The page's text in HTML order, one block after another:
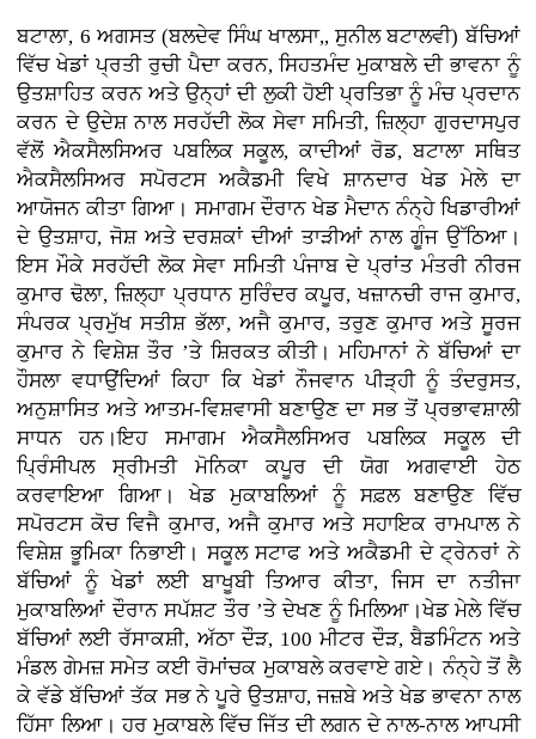
ਬਟਾਲਾ, 6 ਅਗਸਤ (ਬਲਦੇਵ ਸਿੰਘ ਖਾਲਸਾ,, ਸੁਨੀਲ ਬਟਾਲਵੀ) ਬੱਚਿਆਂ
ਵਿੱਚ ਖੇਡਾਂ ਪ੍ਰਤੀ ਰੁਚੀ ਪੈਦਾ ਕਰਨ, ਸਿਹਤਮੰਦ ਮੁਕਾਬਲੇ ਦੀ ਭਾਵਨਾ ਨੂੰ
ਉਤਸ਼ਾਹਿਤ ਕਰਨ ਅਤੇ ਉਨ੍ਹਾਂ ਦੀ ਲੁਕੀ ਹੋਈ ਪ੍ਰਤਿਭਾ ਨੂੰ ਮੰਚ ਪ੍ਰਦਾਨ
ਕਰਨ ਦੇ ਉਦੇਸ਼ ਨਾਲ ਸਰਹੱਦੀ ਲੋਕ ਸੇਵਾ ਸਮਿਤੀ, ਜ਼ਿਲ੍ਹਾ ਗੁਰਦਾਸਪੁਰ
ਵੱਲੋਂ ਐਕਸੈਲਸਿਅਰ ਪਬਲਿਕ ਸਕੂਲ, ਕਾਦੀਆਂ ਰੋਡ, ਬਟਾਲਾ ਸਥਿਤ
ਐਕਸੈਲਸਿਅਰ ਸਪੋਰਟਸ ਅਕੈਡਮੀ ਵਿਖੇ ਸ਼ਾਨਦਾਰ ਖੇਡ ਮੇਲੇ ਦਾ
ਆਯੋਜਨ ਕੀਤਾ ਗਿਆ। ਸਮਾਗਮ ਦੌਰਾਨ ਖੇਡ ਮੈਦਾਨ ਨੰਨ੍ਹੇ ਖਿਡਾਰੀਆਂ
ਦੇ ਉਤਸ਼ਾਹ, ਜੋਸ਼ ਅਤੇ ਦਰਸ਼ਕਾਂ ਦੀਆਂ ਤਾੜੀਆਂ ਨਾਲ ਗੂੰਜ ਉੱਠਿਆ।
ਇਸ ਮੌਕੇ ਸਰਹੱਦੀ ਲੋਕ ਸੇਵਾ ਸਮਿਤੀ ਪੰਜਾਬ ਦੇ ਪ੍ਰਾਂਤ ਮੰਤਰੀ ਨੀਰਜ
ਕੁਮਾਰ ਢੋਲਾ, ਜ਼ਿਲ੍ਹਾ ਪ੍ਰਧਾਨ ਸੁਰਿੰਦਰ ਕਪੂਰ, ਖਜ਼ਾਨਚੀ ਰਾਜ ਕੁਮਾਰ,
ਸੰਪਰਕ ਪ੍ਰਮੁੱਖ ਸਤੀਸ਼ ਭੱਲਾ, ਅਜੈ ਕੁਮਾਰ, ਤਰੁਣ ਕੁਮਾਰ ਅਤੇ ਸੂਰਜ
ਕੁਮਾਰ ਨੇ ਵਿਸ਼ੇਸ਼ ਤੌਰ ’ਤੇ ਸ਼ਿਰਕਤ ਕੀਤੀ। ਮਹਿਮਾਨਾਂ ਨੇ ਬੱਚਿਆਂ ਦਾ
ਹੌਸਲਾ ਵਧਾਉਂਦਿਆਂ ਕਿਹਾ ਕਿ ਖੇਡਾਂ ਨੌਜਵਾਨ ਪੀੜ੍ਹੀ ਨੂੰ ਤੰਦਰੁਸਤ,
ਅਨੁਸ਼ਾਸਿਤ ਅਤੇ ਆਤਮ-ਵਿਸ਼ਵਾਸੀ ਬਣਾਉਣ ਦਾ ਸਭ ਤੋਂ ਪ੍ਰਭਾਵਸ਼ਾਲੀ
ਸਾਧਨ ਹਨ।ਇਹ ਸਮਾਗਮ ਐਕਸੈਲਸਿਅਰ ਪਬਲਿਕ ਸਕੂਲ ਦੀ
ਪ੍ਰਿੰਸੀਪਲ ਸ੍ਰੀਮਤੀ ਮੋਨਿਕਾ ਕਪੂਰ ਦੀ ਯੋਗ ਅਗਵਾਈ ਹੇਠ
ਕਰਵਾਇਆ ਗਿਆ। ਖੇਡ ਮੁਕਾਬਲਿਆਂ ਨੂੰ ਸਫ਼ਲ ਬਣਾਉਣ ਵਿੱਚ
ਸਪੋਰਟਸ ਕੋਚ ਵਿਜੈ ਕੁਮਾਰ, ਅਜੈ ਕੁਮਾਰ ਅਤੇ ਸਹਾਇਕ ਰਾਮਪਾਲ ਨੇ
ਵਿਸ਼ੇਸ਼ ਭੂਮਿਕਾ ਨਿਭਾਈ। ਸਕੂਲ ਸਟਾਫ ਅਤੇ ਅਕੈਡਮੀ ਦੇ ਟ੍ਰੇਨਰਾਂ ਨੇ
ਬੱਚਿਆਂ ਨੂੰ ਖੇਡਾਂ ਲਈ ਬਾਖੂਬੀ ਤਿਆਰ ਕੀਤਾ, ਜਿਸ ਦਾ ਨਤੀਜਾ
ਮੁਕਾਬਲਿਆਂ ਦੌਰਾਨ ਸਪੱਸ਼ਟ ਤੌਰ ’ਤੇ ਦੇਖਣ ਨੂੰ ਮਿਲਿਆ।ਖੇਡ ਮੇਲੇ ਵਿੱਚ
ਬੱਚਿਆਂ ਲਈ ਰੱਸਾਕਸ਼ੀ, ਅੱਠਾ ਦੌੜ, 100 ਮੀਟਰ ਦੌੜ, ਬੈਡਮਿੰਟਨ ਅਤੇ
ਮੰਡਲ ਗੇਮਜ਼ ਸਮੇਤ ਕਈ ਰੋਮਾਂਚਕ ਮੁਕਾਬਲੇ ਕਰਵਾਏ ਗਏ। ਨੰਨ੍ਹੇ ਤੋਂ ਲੈ
ਕੇ ਵੱਡੇ ਬੱਚਿਆਂ ਤੱਕ ਸਭ ਨੇ ਪੂਰੇ ਉਤਸ਼ਾਹ, ਜਜ਼ਬੇ ਅਤੇ ਖੇਡ ਭਾਵਨਾ ਨਾਲ
ਹਿੱਸਾ ਲਿਆ। ਹਰ ਮੁਕਾਬਲੇ ਵਿੱਚ ਜਿੱਤ ਦੀ ਲਗਨ ਦੇ ਨਾਲ-ਨਾਲ ਆਪਸੀ